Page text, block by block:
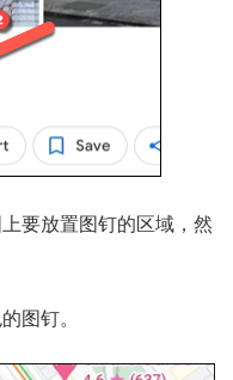
要放置图钉的区域，然
图钉。